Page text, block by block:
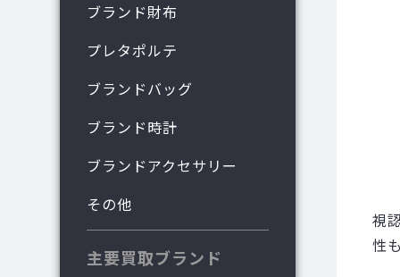
ブランド財布
プレタポルテ
ブランドバッグ
ブランド時計
ブランドアクセサリー
その他
主要買取ブランド
視
性